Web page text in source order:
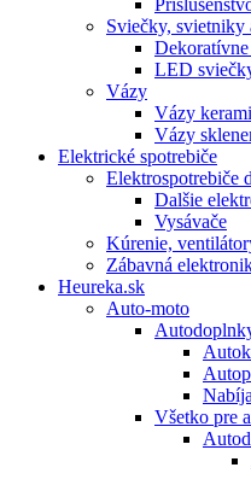
Sviečky, svietniky
LED
Vázy
Vázy
Vázy
Elektrické spotrebiče
Elektrospotrebiče
Dalšie
Vysávače
Kúrenie,
Zábavná
Heureka.sk
Auto-moto
Všetko pre